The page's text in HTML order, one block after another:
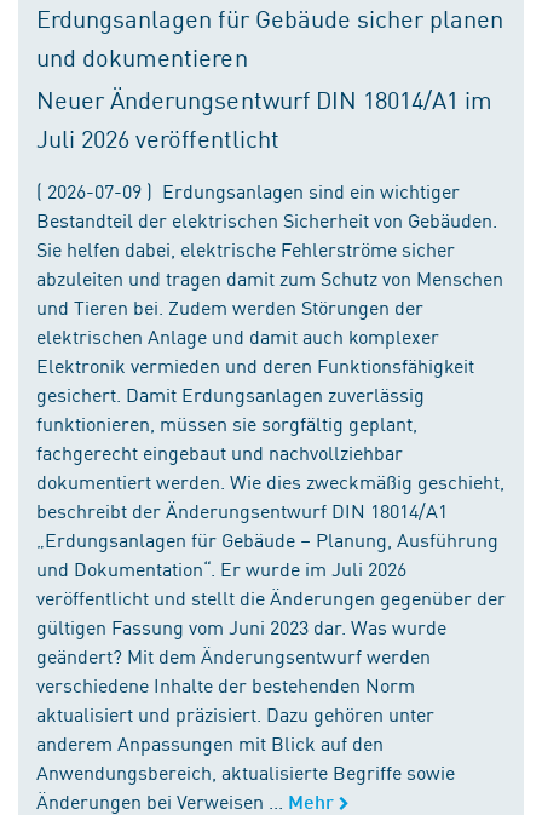
Erdungsanlagen für Gebäude sicher planen
und dokumentieren
Neuer Änderungsentwurf DIN 18014/A1 im
Juli 2026 veröffentlicht
( 2026-07-09 ) Erdungsanlagen sind ein wichtiger
Bestandteil der elektrischen Sicherheit von Gebäuden.
Sie helfen dabei, elektrische Fehlerströme sicher
abzuleiten und tragen damit zum Schutz von Menschen
und Tieren bei. Zudem werden Störungen der
elektrischen Anlage und damit auch komplexer
Elektronik vermieden und deren Funktionsfähigkeit
gesichert. Damit Erdungsanlagen zuverlässig
funktionieren, müssen sie sorgfältig geplant,
fachgerecht eingebaut und nachvollziehbar
dokumentiert werden. Wie dies zweckmäßig geschieht,
beschreibt der Änderungsentwurf DIN 18014/A1
„Erdungsanlagen für Gebäude – Planung, Ausführung
und Dokumentation“. Er wurde im Juli 2026
veröffentlicht und stellt die Änderungen gegenüber der
gültigen Fassung vom Juni 2023 dar. Was wurde
geändert? Mit dem Änderungsentwurf werden
verschiedene Inhalte der bestehenden Norm
aktualisiert und präzisiert. Dazu gehören unter
anderem Anpassungen mit Blick auf den
Anwendungsbereich, aktualisierte Begriffe sowie
Änderungen bei Verweisen ...
Mehr